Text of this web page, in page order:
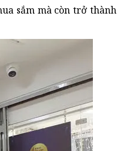
sắm mà còn trở thành